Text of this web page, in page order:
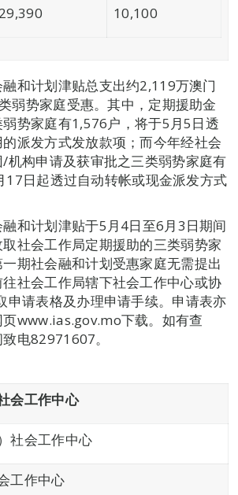
29,390 10,100
和计划津贴总支出约2,119万澳门
弱势家庭受惠。其中，定期援助金
势家庭有1,576户，将于5月5日透
派发方式发放款项；而今年经社会
机构申请及获审批之三类弱势家庭有
日起透过自动转帐或现金派发方式
和计划津贴于5月4日至6月3日期间
社会工作局定期援助的三类弱势家
期社会融和计划受惠家庭无需提出
社会工作局辖下社会工作中心或协
申请表格及办理申请手续。申请表亦
www.ias.gov.mo下载。如有查
电82971607。
会工作中心
社会工作中心
工作中心